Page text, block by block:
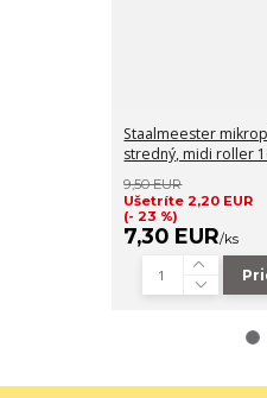
Staalmeester
stredný, midi roller
9,50 EUR
Ušetríte 2,20 EUR
(- 23 %)
7,30 EUR/ks